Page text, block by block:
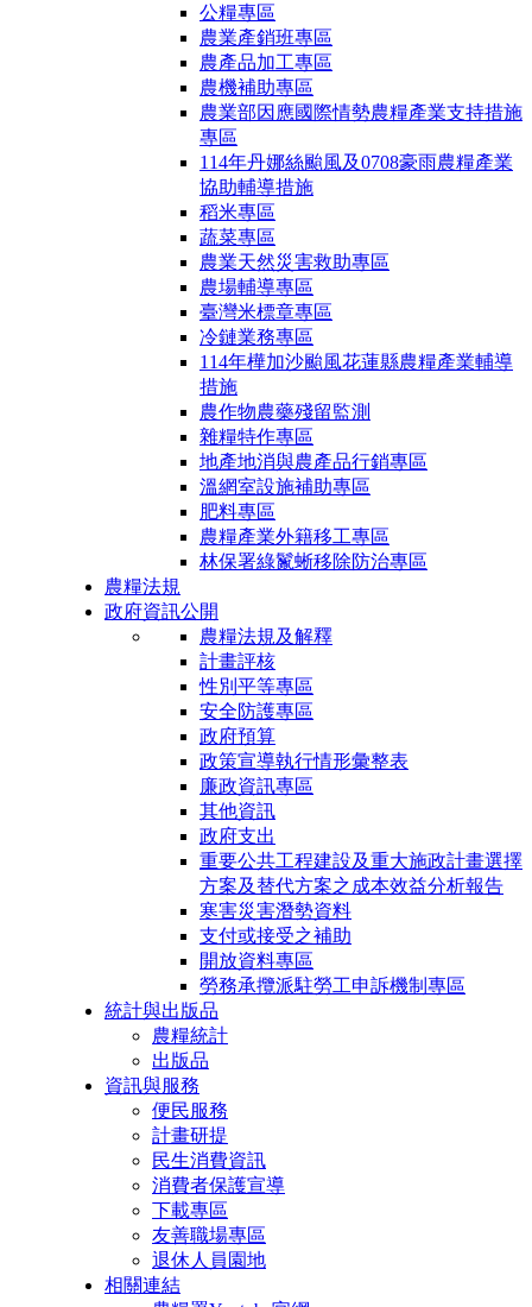
公糧專區
農業產銷班專區
農產品加工專區
農機補助專區
農業部因應國際情勢農糧產業支持措施
專區
114年丹娜絲颱風及0708豪雨農糧產業
協助輔導措施
稻米專區
蔬菜專區
農業天然災害救助專區
農場輔導專區
臺灣米標章專區
冷鏈業務專區
114年樺加沙颱風花蓮縣農糧產業輔導
措施
農作物農藥殘留監測
雜糧特作專區
地產地消與農產品行銷專區
溫網室設施補助專區
肥料專區
農糧產業外籍移工專區
林保署綠鬣蜥移除防治專區
農糧法規
政府資訊公開
農糧法規及解釋
計畫評核
性別平等專區
安全防護專區
政府預算
政策宣導執行情形彙整表
廉政資訊專區
其他資訊
政府支出
重要公共工程建設及重大施政計畫選擇
方案及替代方案之成本效益分析報告
寒害災害潛勢資料
支付或接受之補助
開放資料專區
勞務承攬派駐勞工申訴機制專區
統計與出版品
農糧統計
出版品
資訊與服務
便民服務
計畫研提
民生消費資訊
消費者保護宣導
下載專區
友善職場專區
退休人員園地
相關連結